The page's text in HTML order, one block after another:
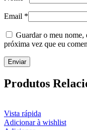
Email *
Guardar o meu nome,
próxima vez que eu
Produtos
Vista rápida
Adicionar à wishlist